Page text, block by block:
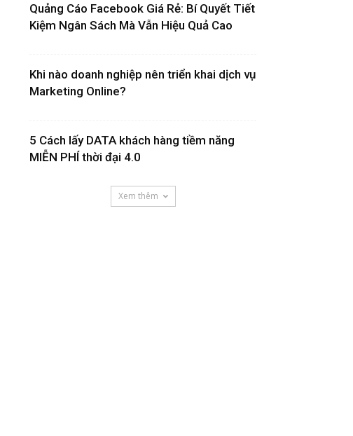
Quảng Cáo Facebook Giá Rẻ: Bí Quyết Tiết
Kiệm Ngân Sách Mà Vẫn Hiệu Quả Cao
Khi nào doanh nghiệp nên triển khai dịch vụ
Marketing Online?
5 Cách lấy DATA khách hàng tiềm năng
MIỄN PHÍ thời đại 4.0
Xem thêm